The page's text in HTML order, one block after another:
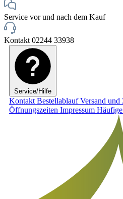
Service vor und nach dem Kauf
Kontakt 02244 33938
Service/Hilfe
Kontakt BestellablaufVersand und
Öffnungszeiten Impressum